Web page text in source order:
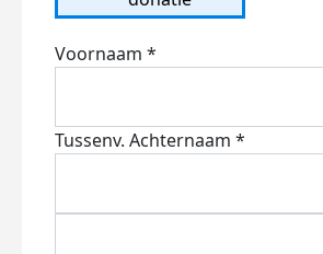
Voornaam *
Tussenv. Achternaam *